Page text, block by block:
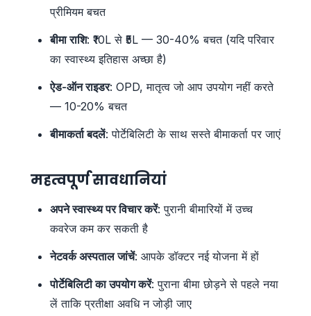
प्रीमियम बचत
बीमा राशि: ₹10L से ₹5L — 30-40% बचत (यदि परिवार
का स्वास्थ्य इतिहास अच्छा है)
ऐड-ऑन राइडर: OPD, मातृत्व जो आप उपयोग नहीं करते
— 10-20% बचत
बीमाकर्ता बदलें: पोर्टेबिलिटी के साथ सस्ते बीमाकर्ता पर जाएं
महत्वपूर्ण सावधानियां
अपने स्वास्थ्य पर विचार करें: पुरानी बीमारियों में उच्च
कवरेज कम कर सकती है
नेटवर्क अस्पताल जांचें: आपके डॉक्टर नई योजना में हों
पोर्टेबिलिटी का उपयोग करें: पुराना बीमा छोड़ने से पहले नया
लें ताकि प्रतीक्षा अवधि न जोड़ी जाए